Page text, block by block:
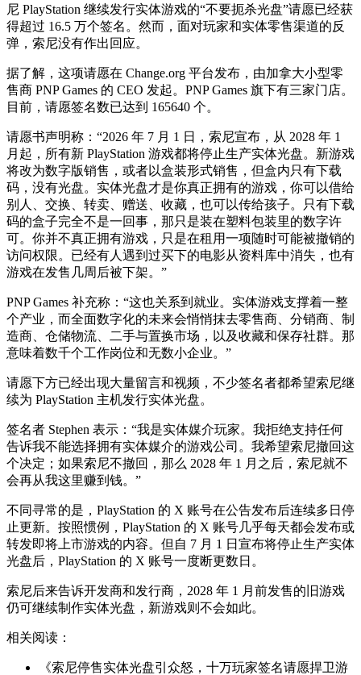
尼 PlayStation 继续发行实体游戏的“不要扼杀光盘”请愿已经获
得超过 16.5 万个签名。然而，面对玩家和实体零售渠道的反
弹，索尼没有作出回应。
据了解，这项请愿在 Change.org 平台发布，由加拿大小型零
售商 PNP Games 的 CEO 发起。PNP Games 旗下有三家门店。
目前，请愿签名数已达到 165640 个。
请愿书声明称：“2026 年 7 月 1 日，索尼宣布，从 2028 年 1
月起，所有新 PlayStation 游戏都将停止生产实体光盘。新游戏
将改为数字版销售，或者以盒装形式销售，但盒内只有下载
码，没有光盘。实体光盘才是你真正拥有的游戏，你可以借给
别人、交换、转卖、赠送、收藏，也可以传给孩子。只有下载
码的盒子完全不是一回事，那只是装在塑料包装里的数字许
可。你并不真正拥有游戏，只是在租用一项随时可能被撤销的
访问权限。已经有人遇到过买下的电影从资料库中消失，也有
游戏在发售几周后被下架。”
PNP Games 补充称：“这也关系到就业。实体游戏支撑着一整
个产业，而全面数字化的未来会悄悄抹去零售商、分销商、制
造商、仓储物流、二手与置换市场，以及收藏和保存社群。那
意味着数千个工作岗位和无数小企业。”
请愿下方已经出现大量留言和视频，不少签名者都希望索尼继
续为 PlayStation 主机发行实体光盘。
签名者 Stephen 表示：“我是实体媒介玩家。我拒绝支持任何
告诉我不能选择拥有实体媒介的游戏公司。我希望索尼撤回这
个决定；如果索尼不撤回，那么 2028 年 1 月之后，索尼就不
会再从我这里赚到钱。”
不同寻常的是，PlayStation 的 X 账号在公告发布后连续多日停
止更新。按照惯例，PlayStation 的 X 账号几乎每天都会发布或
转发即将上市游戏的内容。但自 7 月 1 日宣布将停止生产实体
光盘后，PlayStation 的 X 账号一度断更数日。
索尼后来告诉开发商和发行商，2028 年 1 月前发售的旧游戏
仍可继续制作实体光盘，新游戏则不会如此。
相关阅读：
《索尼停售实体光盘引众怒，十万玩家签名请愿捍卫游